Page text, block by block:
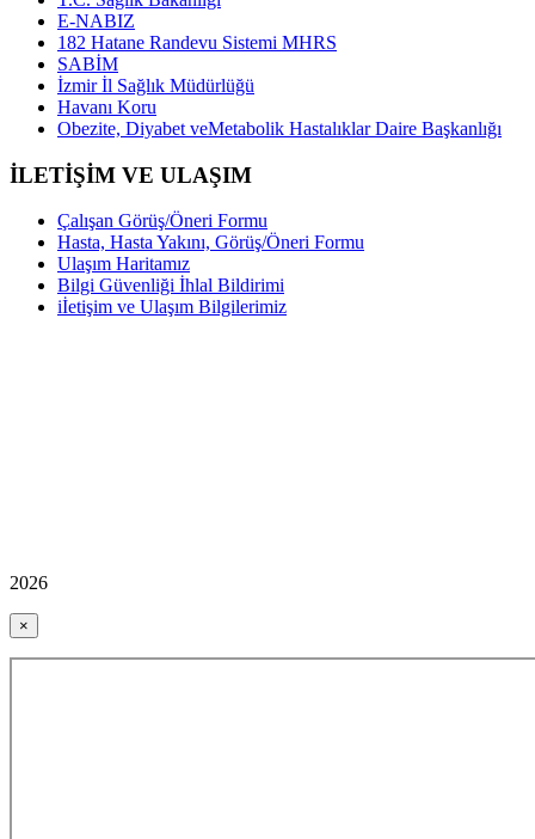
E-NABIZ
182 Hatane Randevu Sistemi MHRS
SABİM
İzmir İl Sağlık Müdürlüğü
Havanı Koru
Obezite, Diyabet veMetabolik Hastalıklar Daire Başkanlığı
İLETİŞİM VE ULAŞIM
Çalışan Görüş/Öneri Formu
Hasta, Hasta Yakını, Görüş/Öneri Formu
Ulaşım Haritamız
Bilgi Güvenliği İhlal Bildirimi
iİetişim ve Ulaşım Bilgilerimiz
2026
×